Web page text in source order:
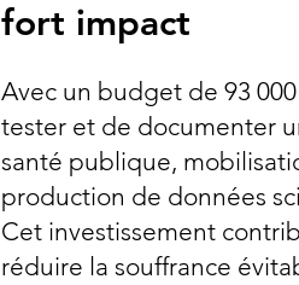
fort impact
Avec un budget de 93
tester et de documenter
santé publique,
production de données
Cet investissement
réduire la souffrance